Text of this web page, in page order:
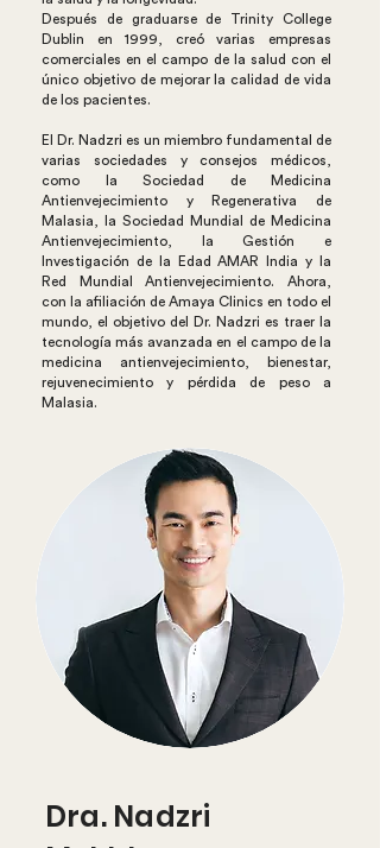
Después de graduarse de Trinity College
Dublin en 1999, creó varias empresas
comerciales en el campo de la salud con el
único objetivo de mejorar la calidad de vida
de los pacientes.
El Dr. Nadzri es un miembro fundamental de
varias sociedades y consejos médicos,
como la Sociedad de Medicina
Antienvejecimiento y Regenerativa de
Malasia, la Sociedad Mundial de Medicina
Antienvejecimiento, la Gestión e
Investigación de la Edad AMAR India y la
Red Mundial Antienvejecimiento. Ahora,
con la afiliación de Amaya Clinics en todo el
mundo, el objetivo del Dr. Nadzri es traer la
tecnología más avanzada en el campo de la
medicina antienvejecimiento, bienestar,
rejuvenecimiento y pérdida de peso a
Malasia.
Dra. Nadzri